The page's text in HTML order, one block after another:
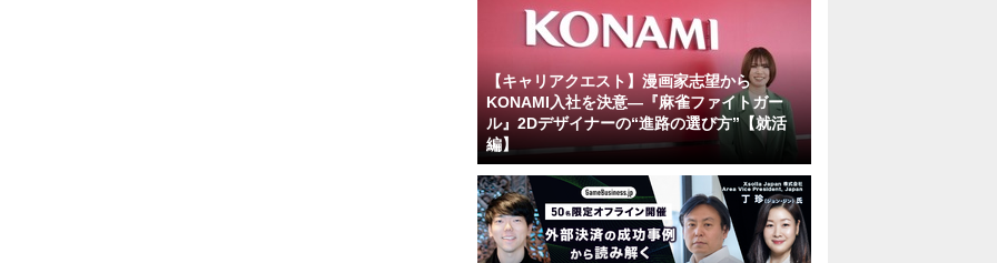
【キャリアクエスト】漫画家志望から
KONAMI入社を決意―『麻雀ファイトガー
ル』2Dデザイナーの“進路の選び方”【就活
編】